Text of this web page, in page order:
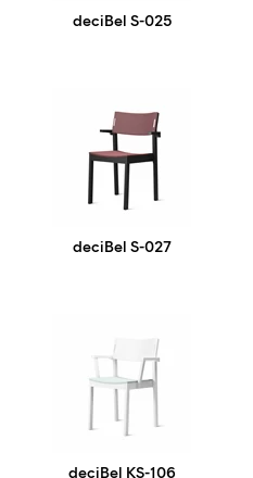
deciBel S-025
deciBel S-027
deciBel KS-106